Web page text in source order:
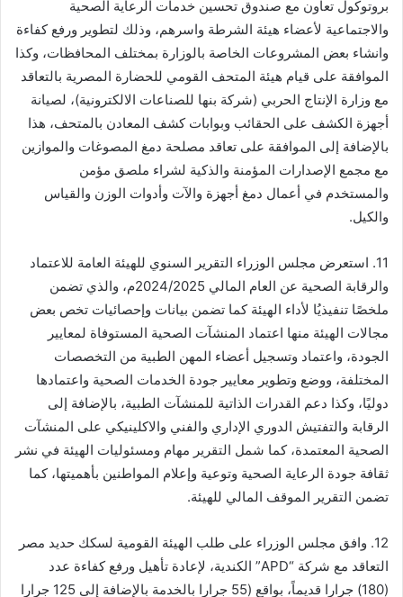
بروتوكول تعاون مع صندوق تحسين خدمات الرعاية الصحية
والاجتماعية لأعضاء هيئة الشرطة واسرهم، وذلك لتطوير ورفع كفاءة
وانشاء بعض المشروعات الخاصة بالوزارة بمختلف المحافظات، وكذا
الموافقة على قيام هيئة المتحف القومي للحضارة المصرية بالتعاقد
مع وزارة الإنتاج الحربي (شركة بنها للصناعات الالكترونية)، لصيانة
أجهزة الكشف على الحقائب وبوابات كشف المعادن بالمتحف، هذا
بالإضافة إلى الموافقة على تعاقد مصلحة دمغ المصوغات والموازين
مع مجمع الإصدارات المؤمنة والذكية لشراء ملصق مؤمن
والمستخدم في أعمال دمغ أجهزة والآت وأدوات الوزن والقياس
والكيل.
11. استعرض مجلس الوزراء التقرير السنوي للهيئة العامة للاعتماد
والرقابة الصحية عن العام المالي 2024/2025م، والذي تضمن
ملخصًا تنفيذيُا لأداء الهيئة كما تضمن بيانات وإحصائيات تخص بعض
مجالات الهيئة منها اعتماد المنشآت الصحية المستوفاة لمعايير
الجودة، واعتماد وتسجيل أعضاء المهن الطبية من التخصصات
المختلفة، ووضع وتطوير معايير جودة الخدمات الصحية واعتمادها
دوليًا، وكذا دعم القدرات الذاتية للمنشآت الطبية، بالإضافة إلى
الرقابة والتفتيش الدوري الإداري والفني والاكلينيكي على المنشآت
الصحية المعتمدة، كما شمل التقرير مهام ومسئوليات الهيئة في نشر
ثقافة جودة الرعاية الصحية وتوعية وإعلام المواطنين بأهميتها، كما
تضمن التقرير الموقف المالي للهيئة.
12. وافق مجلس الوزراء على طلب الهيئة القومية لسكك حديد مصر
التعاقد مع شركة “APD” الكندية، لإعادة تأهيل ورفع كفاءة عدد
(180) جرارا قديماً، بواقع (55 جرارا بالخدمة بالإضافة إلى 125 جرارا